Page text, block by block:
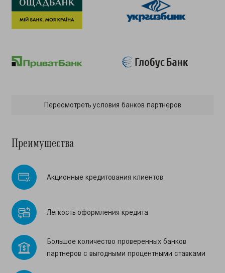
Пересмотреть условия банков партнеров
Преимущества
Акционные кредитования клиентов
Легкость оформления кредита
Большое количество проверенных банков
партнеров с выгодными процентными ставками